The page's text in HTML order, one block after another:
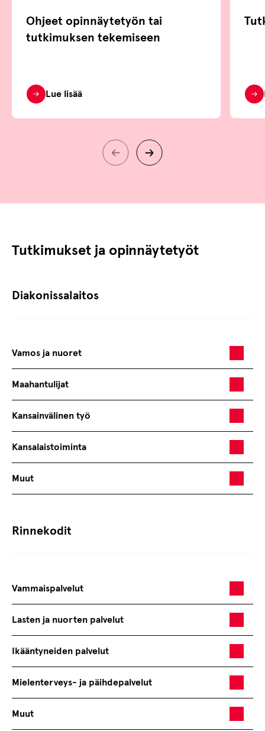
Ohjeet opinnäytetyön tai
tutkimuksen tekemiseen
Lue lisää
Tutkimukset ja opinnäytetyöt
Diakonissalaitos
Vamos ja nuoret
Maahantulijat
Kansainvälinen työ
Kansalaistoiminta
Muut
Rinnekodit
Vammaispalvelut
Lasten ja nuorten palvelut
Ikääntyneiden palvelut
Mielenterveys- ja päihdepalvelut
Muut